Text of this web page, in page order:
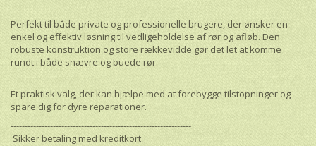
Perfekt til både private og professionelle brugere, der ønsker en
enkel og effektiv løsning til vedligeholdelse af rør og afløb. Den
robuste konstruktion og store rækkevidde gør det let at komme
rundt i både snævre og buede rør.
Et praktisk valg, der kan hjælpe med at forebygge tilstopninger og
spare dig for dyre reparationer.
----------------------------------------------------------------
Sikker betaling med kreditkort